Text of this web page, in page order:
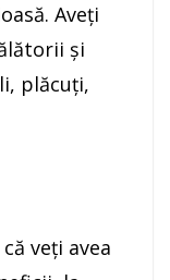
Aveţi
şi
plăcuţi,
veţi avea